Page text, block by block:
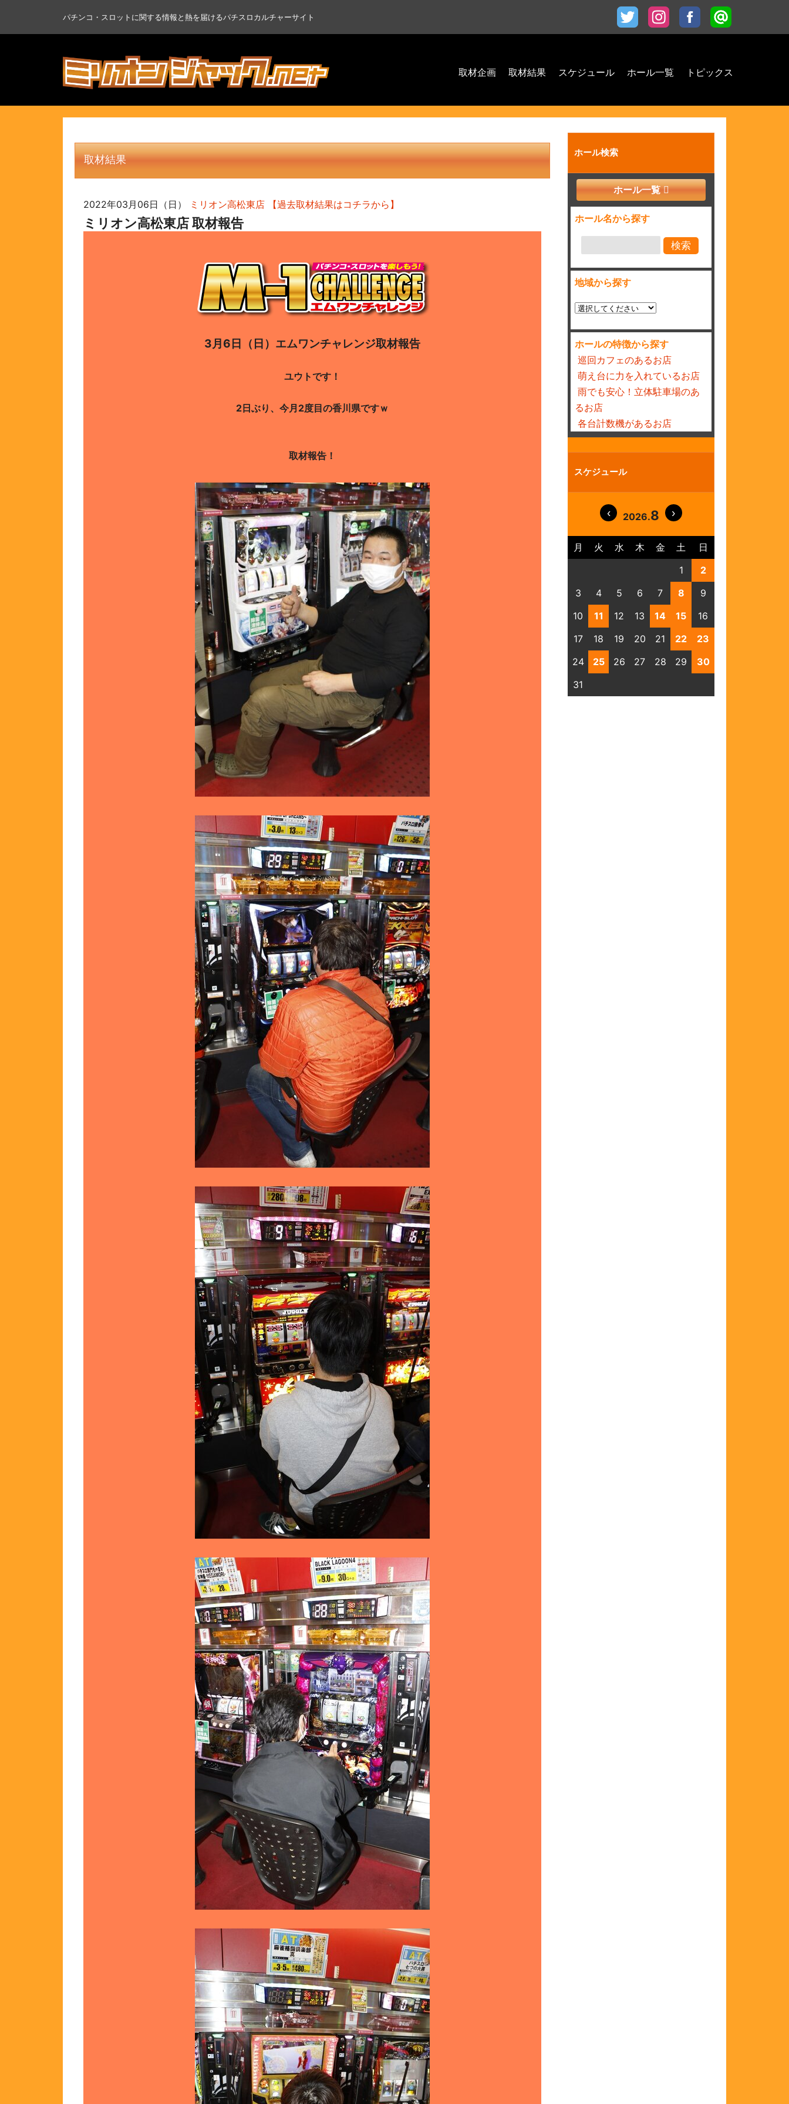
パチンコ・スロットに関する情報と熱を届けるパチスロカルチャーサイト
取材企画 取材結果 スケジュール ホール一覧 トピックス
取材結果
2022年03月06日（日） ミリオン高松東店 【過去取材結果はコチラから】
ミリオン高松東店 取材報告
3月6日（日 ）エムワンチャレンジ取材報告
ユウトです！
2日ぶり、今月2度目の香川県ですｗ
取材報告！
ホール検索
ホール一覧
ホール名から探す
検索
地域から探す
ホールの特徴から探す
巡回カフェのあるお店
萌え台に力を入れているお店
雨でも安心！立体駐車場のあ
るお店
各台計数機があるお店
スケジュール
2026.8
月 火 水 木 金 土
日
1
2
3
4 5 6 7 8
9
10
11 12 13 14 15
16
17
18 19 20 21 22
23
24
25 26 27 28 29
30
31